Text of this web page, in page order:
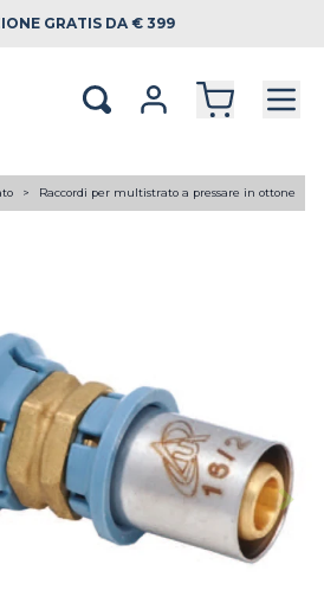
GRATIS DA € 399
Raccordi per multistrato a pressare in ottone